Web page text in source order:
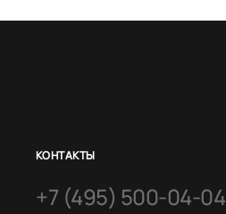
КОНТАКТЫ
+7 (495) 500-04-04